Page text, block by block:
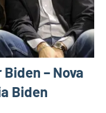
– Nova
Biden